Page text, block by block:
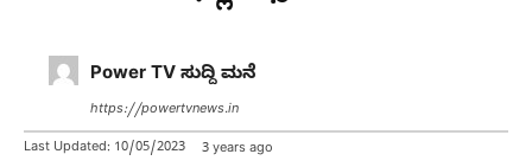
Power TV ಸುದ್ದಿ ಮನೆ
https://powertvnews.in
Last Updated: 10/05/2023 3 years ago